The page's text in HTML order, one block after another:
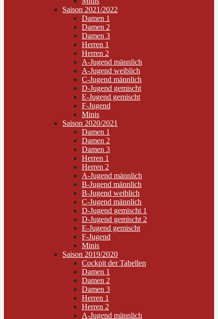
Saison 2021/2022
Damen 1
Damen 2
Damen 3
Herren 1
Herren 2
A-Jugend männlich
A-Jugend weiblich
C-Jugend männlich
D-Jugend gemischt
E-Jugend gemischt
F-Jugend
Minis
Saison 2020/2021
Damen 1
Damen 2
Damen 3
Herren 1
Herren 2
A-Jugend männlich
B-Jugend männlich
B-Jugend weiblich
C-Jugend männlich
D-Jugend gemischt 1
D-Jugend gemischt 2
E-Jugend gemischt
F-Jugend
Minis
Saison 2019/2020
Cockpit der Tabellen
Damen 1
Damen 2
Damen 3
Herren 1
Herren 2
A-Jugend männlich